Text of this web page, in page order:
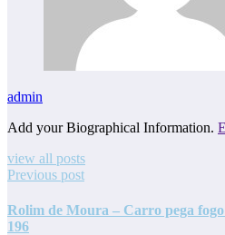
admin
Add your Biographical Information.
view all posts
Previous post
Rolim de Moura – Carro pega
196